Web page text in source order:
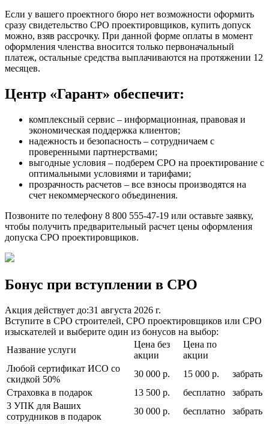
Если у вашего проектного бюро нет возможности оформить
сразу свидетельство СРО проектировщиков, купить допуск
можно, взяв рассрочку. При данной форме оплаты в момент
оформления членства вносится только первоначальный
платеж, остальные средства выплачиваются на протяжении 12
месяцев.
Центр «Гарант» обеспечит:
комплексный сервис – информационная, правовая и
экономическая поддержка клиентов;
надежность и безопасность – сотрудничаем с
проверенными партнерствами;
выгодные условия – подберем СРО на проектирование с
оптимальными условиями и тарифами;
прозрачность расчетов – все взносы производятся на
счет некоммерческого объединения.
Позвоните по телефону 8 800 555-47-19 или оставьте заявку,
чтобы получить предварительный расчет цены оформления
допуска СРО проектировщиков.
Бонус при вступлении в СРО
Акция действует до:31 августа 2026 г.
Вступите в СРО строителей, СРО проектировщиков или СРО
изыскателей и выберите один из бонусов на выбор:
Название услуги
Цена без
акции
Цена по
акции
Любой сертификат ИСО со
скидкой 50%
30 000 р. 15 000 р.
забрать
Страховка в подарок
13 500 р. бесплатно
забрать
3 УПК для Ваших
сотрудников в подарок
30 000 р. бесплатно
забрать